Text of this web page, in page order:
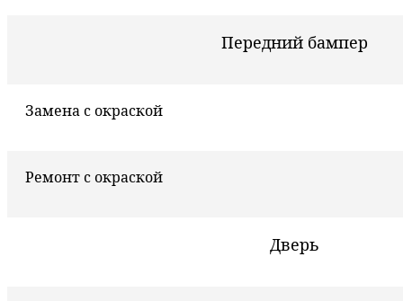
Передний бампер
Замена с окраской
Ремонт с окраской
Дверь